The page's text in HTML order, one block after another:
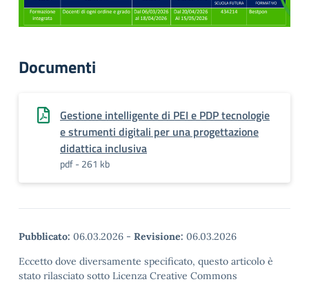
Documenti
Gestione intelligente di PEI e PDP tecnologie
e strumenti digitali per una progettazione
didattica inclusiva
pdf - 261 kb
Pubblicato: 06.03.2026 - Revisione: 06.03.2026
Eccetto dove diversamente specificato, questo articolo è
stato rilasciato sotto Licenza Creative Commons